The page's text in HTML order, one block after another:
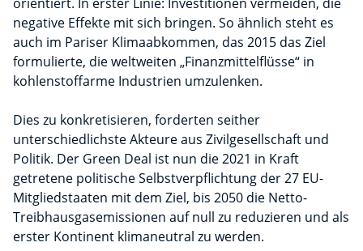
negative Effekte mit sich bringen. So ähnlich steht es
auch im Pariser Klimaabkommen, das 2015 das Ziel
formulierte, die weltweiten „Finanzmittelflüsse“ in
kohlenstoffarme Industrien umzulenken.
Dies zu konkretisieren, forderten seither
unterschiedlichste Akteure aus Zivilgesellschaft und
Politik. Der Green Deal ist nun die 2021 in Kraft
getretene politische Selbstverpflichtung der 27 EU-
Mitgliedstaaten mit dem Ziel, bis 2050 die Netto-
Treibhausgasemissionen auf null zu reduzieren und als
erster Kontinent klimaneutral zu werden.